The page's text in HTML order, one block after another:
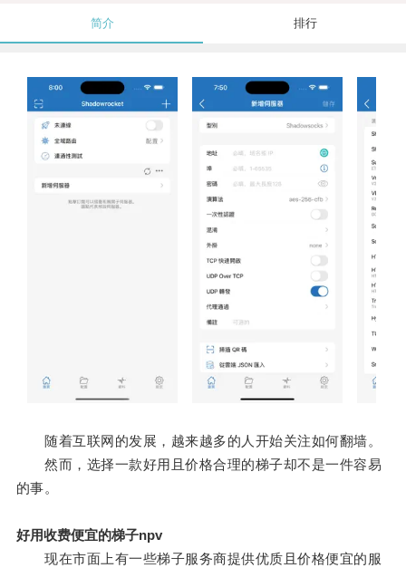
简介 排行
随着互联网的发展，越来越多的人开始关注如何翻墙。
然而，选择一款好用且价格合理的梯子却不是一件容易
的事。
好用收费便宜的梯子npv
现在市面上有一些梯子服务商提供优质且价格便宜的服